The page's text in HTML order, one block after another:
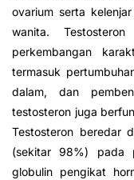
ovarium serta
wanita.
perkembangan
termasuk
dalam, dan
testosteron juga
Testosteron beredar
(sekitar 98%) pada
globulin pengikat